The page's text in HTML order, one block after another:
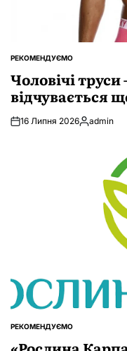
ОПУБЛІКУВАТИ
РЕКОМЕНДУЄМО
Чоловічі
відчувається
16 Липня 2026 admin
ОПУБЛІКУВАТИ
РЕКОМЕНДУЄМО